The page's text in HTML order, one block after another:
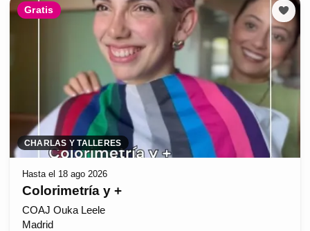
Gratis
CHARLAS Y TALLERES
Hasta el 18 ago 2026
Colorimetría y +
COAJ Ouka Leele
Madrid